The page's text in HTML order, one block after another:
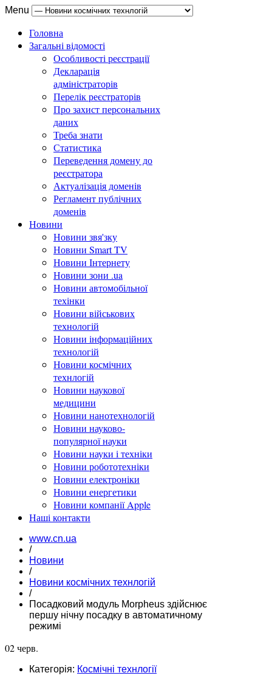
Menu
Головна
Загальні відомості
Особливості реєстрації
Декларація
адміністраторів
Перелік реєстраторів
Про захист персональних
даних
Треба знати
Статистика
Переведення домену до
реєстратора
Актуалізація доменів
Регламент публічних
доменів
Новини
Новини звя'зку
Новини Smart TV
Новини Інтернету
Новини зони .ua
Новини автомобільної
техінки
Новини військових
технологій
Новини інформаційних
технологій
Новини космічних
технлогій
Новини наукової
медицини
Новини нанотехнологій
Новини науково-
популярної науки
Новини науки і техніки
Новини робототехніки
Новини електроніки
Новини енергетики
Новини компанії Apple
Наші контакти
www.cn.ua
/
Новини
/
Новини космічних технлогій
/
Посадковий модуль Morpheus здійснює
першу нічну посадку в автоматичному
режимі
02 черв.
Категорія: Космічні технлогії